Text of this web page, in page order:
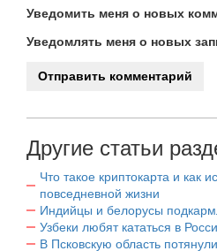
Уведомить меня о новых
Уведомлять меня о новых
Другие статьи
Что такое криптокарта и как
повседневной жизни
Индийцы и белорусы
Узбеки любят кататься в
В Псковскую область